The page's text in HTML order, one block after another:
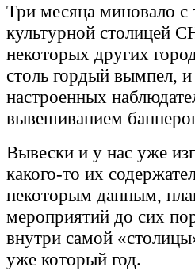
Три месяца миновало с
культурной столицей
некоторых других
столь гордый вымпел,
настроенных
вывешиванием
Вывески и у нас уже
какого-то их
некоторым данным,
мероприятий до сих
внутри самой
уже который год.